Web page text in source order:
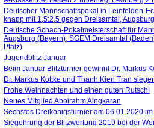
Deutscher Mannschaftspokal in Leinfelden-
knapp mit 1,5:2,5 gegen Dreisamtal,
Deutsche Schach-Pokalmeisterschaft für
Augsburg (Bayern), SGEM Dreisamtal
Pfalz)
Jugendblitz Januar
Beim Januar Blitzturnier gewinnt Dr. Markus
Dr. Markus Kottke und Thanh Kien Tran
Frohe Weihnachten und einen guten Rutsch!
Neues Mitglied Abbirahm Aingkaran
Sechstes Dreikönigsturnier am 06.01.2020
Siegehrung der Blitzwertung 2019 bei der